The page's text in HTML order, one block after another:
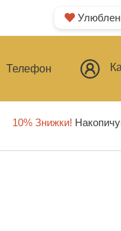
Телефон
10% Знижки!